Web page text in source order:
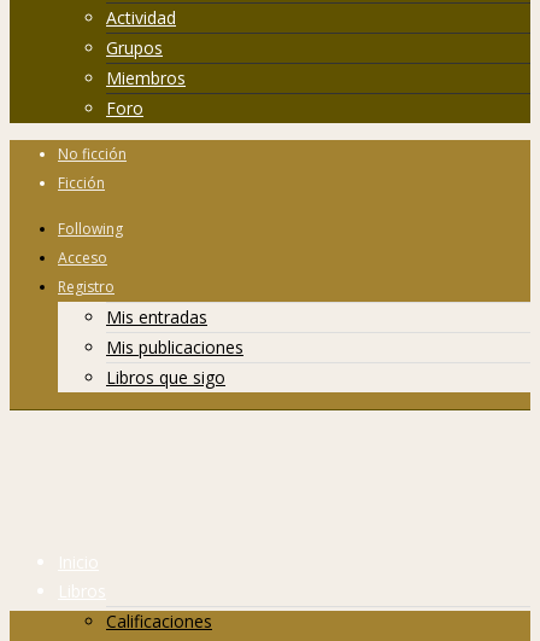
Actividad
Grupos
Miembros
Foro
No ficción
Ficción
Following
Acceso
Registro
Mis entradas
Mis publicaciones
Libros que sigo
Inicio
Libros
Calificaciones